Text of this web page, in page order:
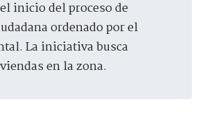
inicio del proceso de
ordenado por el
La iniciativa busca
en la zona.